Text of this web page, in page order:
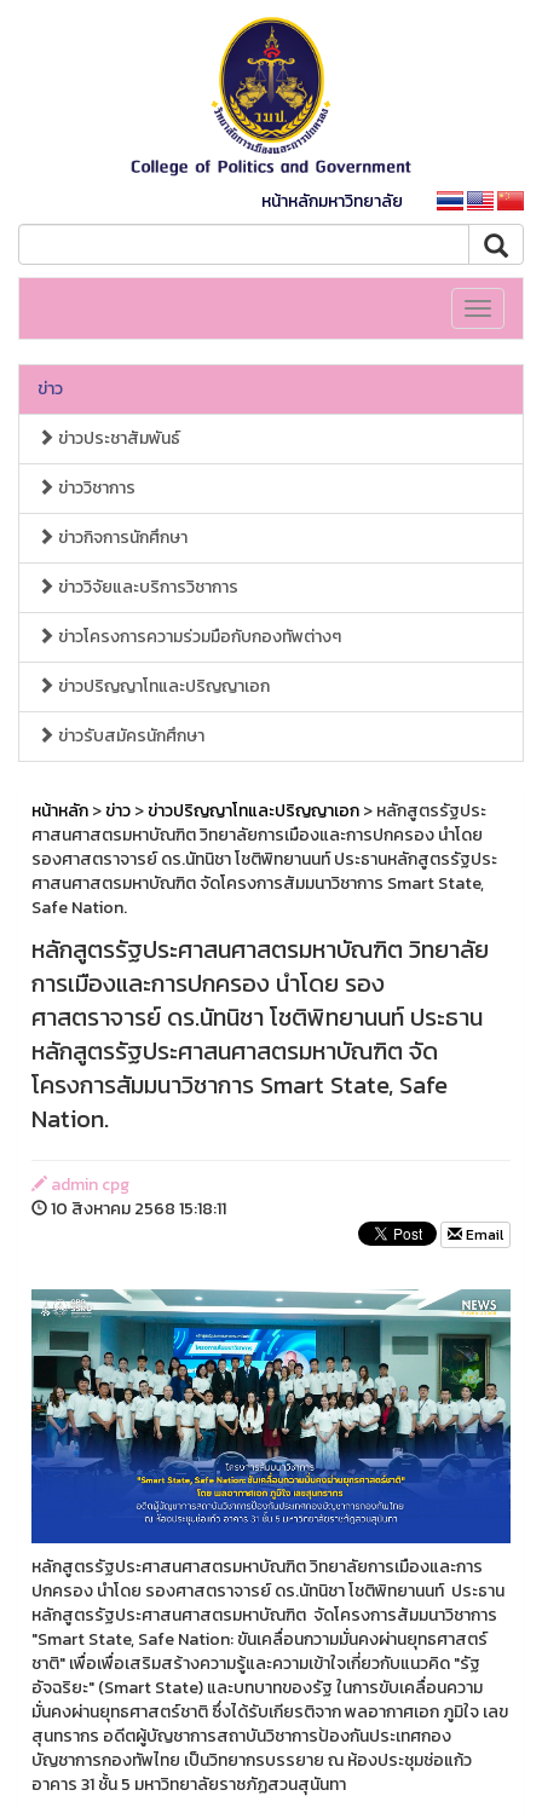
หน้าหลักมหาวิทยาลัย
Toggle
ข่าว
ข่าวประชาสัมพันธ์
ข่าววิชาการ
ข่าวกิจการนักศึกษา
ข่าววิจัยและบริการวิชาการ
ข่าวโครงการความร่วมมือกับกองทัพต่างๆ
ข่าวปริญญาโทและปริญญาเอก
ข่าวรับสมัครนักศึกษา
หน้าหลัก>ข่าว>ข่าวปริญญาโทและปริญญาเอก> หลักสูตรรัฐประ
ศาสนศาสตรมหาบัณฑิต วิทยาลัยการเมืองและการปกครอง นำโดย
รองศาสตราจารย์ ดร.นัทนิชา โชติพิทยานนท์ ประธานหลักสูตรรัฐประ
ศาสนศาสตรมหาบัณฑิต จัดโครงการสัมมนาวิชาการ Smart State,
Safe Nation.
หลักสูตรรัฐประศาสนศาสตรมหาบัณฑิต วิทยาลัย
การเมืองและการปกครอง นำโดย รอง
ศาสตราจารย์ ดร.นัทนิชา โชติพิทยานนท์ ประธาน
หลักสูตรรัฐประศาสนศาสตรมหาบัณฑิต จัด
โครงการสัมมนาวิชาการ Smart State, Safe
Nation.
admin cpg
10 สิงหาคม 2568 15:18:11
Email
หลักสูตรรัฐประศาสนศาสตรมหาบัณฑิต วิทยาลัยการเมืองและการ
ปกครอง นำโดย รองศาสตราจารย์ ดร.นัทนิชา โชติพิทยานนท์ ประธาน
หลักสูตรรัฐประศาสนศาสตรมหาบัณฑิต จัดโครงการสัมมนาวิชาการ
"Smart State, Safe Nation: ขันเคลื่อนกวามมั่นคงผ่านยุทธศาสตร์
ชาติ" เพื่อเพื่อเสริมสร้างความรู้และความเข้าใจเกี่ยวกับแนวคิด "รัฐ
อัจฉริยะ" (Smart State) และบทบาทของรัฐ ในการขับเคลื่อนความ
มั่นคงผ่านยุทธศาสตร์ชาติ ซึ่งได้รับเกียรติจาก พลอากาศเอก ภูมิใจ เลข
สุนทรากร อดีตผู้บัญชาการสถาบันวิชาการป้องกันประเทศกอง
บัญชาการกองทัพไทย เป็นวิทยากรบรรยาย ณ ห้องประชุมช่อแก้ว
อาคาร 31 ชั้น 5 มหาวิทยาลัยราชภัฏสวนสุนันทา